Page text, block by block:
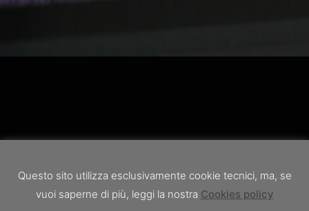
Questo sito utilizza esclusivamente cookie tecnici, ma, se
vuoi saperne di più, leggi la nostra Cookies policy